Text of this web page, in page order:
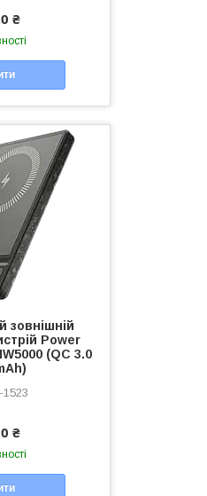
₴
зовнішній
Power
(QC 3.0
1523
₴